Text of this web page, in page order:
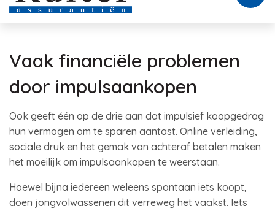
Vaak financiële problemen
door impulsaankopen
Ook geeft één op de drie aan dat impulsief koopgedrag
hun vermogen om te sparen aantast. Online verleiding,
sociale druk en het gemak van achteraf betalen maken
het moeilijk om impulsaankopen te weerstaan.
Hoewel bijna iedereen weleens spontaan iets koopt,
doen jongvolwassenen dit verreweg het vaakst. Iets